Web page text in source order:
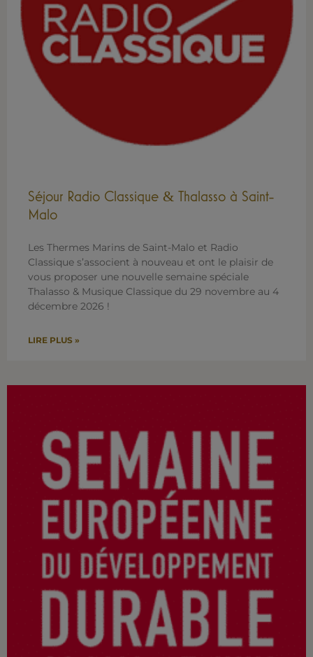
Séjour Radio Classique & Thalasso à Saint-
Malo
Les Thermes Marins de Saint-Malo et Radio
Classique s’associent à nouveau et ont le plaisir de
vous proposer une nouvelle semaine spéciale
Thalasso & Musique Classique du 29 novembre au 4
décembre 2026 !
LIRE PLUS »